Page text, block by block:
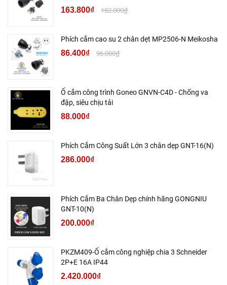
163.800₫ 182.000₫
Phích cắm cao su 2 chân dẹt MP2506-N Meikosha
86.400₫ 96.000₫
Ổ cắm công trình Goneo GNVN-C4D - Chống va
đập, siêu chịu tải
88.000₫
Phích Cắm Công Suất Lớn 3 chân dẹp GNT-16(N)
286.000₫
Phích Cắm Ba Chân Dẹp chính hãng GONGNIU
GNT-10(N)
200.000₫
PKZM409-Ổ cắm công nghiệp chia 3 Schneider
2P+E 16A IP44
2.420.000₫